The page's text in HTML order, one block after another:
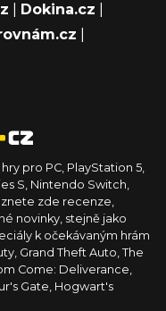
Dokina.cz
pro PC, PlayStation 5,
S, Nintendo Switch,
zde recenze,
novinky, stejně jako
k očekávaným hrám
Grand Theft Auto, The
Come: Deliverance,
Gate, Hogwart's